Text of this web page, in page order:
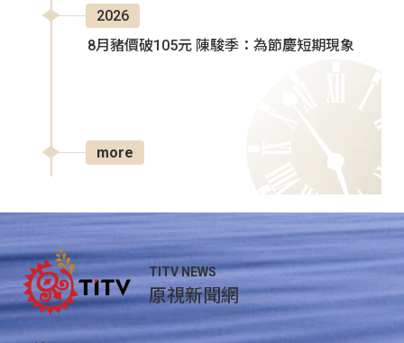
2026
8月豬價破105元 陳駿季：為節慶短期現象
more
TITV NEWS
原視新聞網